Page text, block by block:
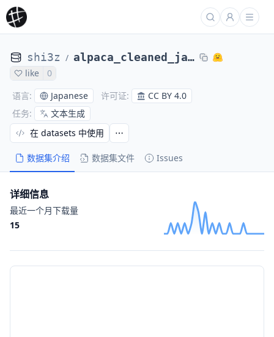
shi3z / alpaca_cleaned_ja_json
like
0
语言: Japanese 许可证:
CC BY 4.0
任务: 文本生成
数据集介绍 数据集文件 Issues
在 datasets 中使用
详细信息
最近一个月下载量
15